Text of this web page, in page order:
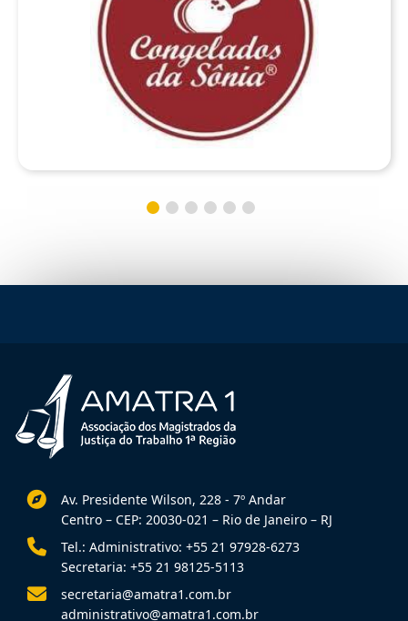
Av. Presidente Wilson, 228 - 7º Andar
Centro – CEP: 20030-021 – Rio de Janeiro – RJ
Tel.: Administrativo: +55 21 97928-6273
Secretaria: +55 21 98125-5113
secretaria@amatra1.com.br
administrativo@amatra1.com.br